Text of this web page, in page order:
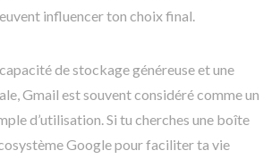
influencer ton choix final.
de stockage généreuse et une
Gmail est souvent considéré comme un
d’utilisation. Si tu cherches une boîte
Google pour faciliter ta vie